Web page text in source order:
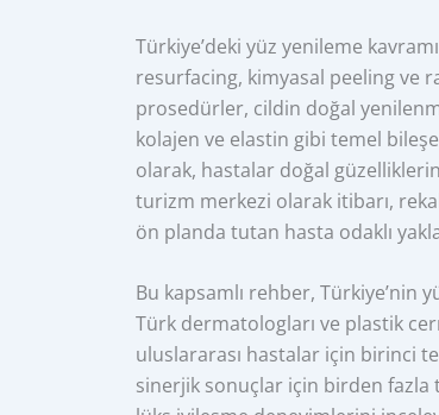
Türkiye’deki yüz yenileme
resurfacing, kimyasal peeling ve
prosedürler, cildin doğal
kolajen ve elastin gibi temel
olarak, hastalar doğal
turizm merkezi olarak itibarı,
ön planda tutan hasta odaklı
Bu kapsamlı rehber, Türkiye’nin
Türk dermatologları ve plastik
uluslararası hastalar için birinci
sinerjik sonuçlar için birden fazla